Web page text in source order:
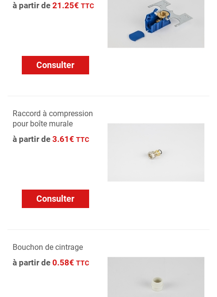
à partir de 21.25€ TTC
Consulter
Raccord à compression
pour boîte murale
à partir de 3.61€ TTC
Consulter
Bouchon de cintrage
à partir de 0.58€ TTC